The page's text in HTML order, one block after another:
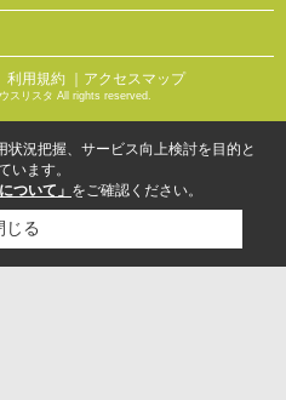
利用規約 ｜アクセスマップ
スリスタ All rights reserved.
況把握、サービス向上検討を目的と
います。
ついて」 をご確認ください。
じる